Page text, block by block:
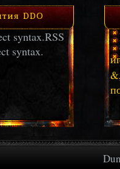
DDO
syntax.RSS
syntax.